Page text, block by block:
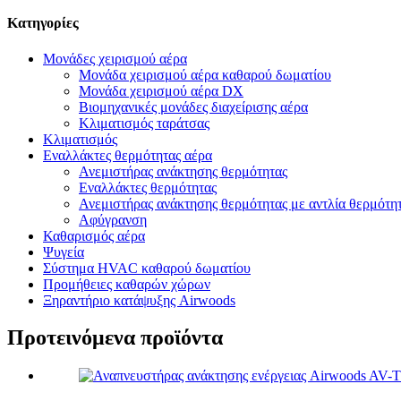
Κατηγορίες
Μονάδες χειρισμού αέρα
Μονάδα χειρισμού αέρα καθαρού δωματίου
Μονάδα χειρισμού αέρα DX
Βιομηχανικές μονάδες διαχείρισης αέρα
Κλιματισμός ταράτσας
Κλιματισμός
Εναλλάκτες θερμότητας αέρα
Ανεμιστήρας ανάκτησης θερμότητας
Εναλλάκτες θερμότητας
Ανεμιστήρας ανάκτησης θερμότητας με αντλία
Αφύγρανση
Καθαρισμός αέρα
Ψυγεία
Σύστημα HVAC καθαρού δωματίου
Προμήθειες καθαρών χώρων
Ξηραντήριο κατάψυξης Airwoods
Προτεινόμενα προϊόντα